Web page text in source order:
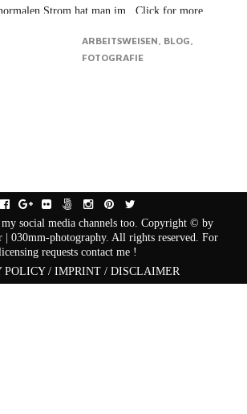
Strom hat man im...Click for more
ARBEITSWEISEN BLOG
FOTOGRAFIE
facebook
gplus flickr fivehundredpx
instagrampinterest
social media channels too. Copyright © by
| 030mm-photography. All rights reserved. For
requests contact me !
POLICY / IMPRINT / DISCLAIMER